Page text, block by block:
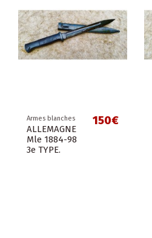
Armes blanches
ALLEMAGNE
Mle 1884-98
3e TYPE.
150€